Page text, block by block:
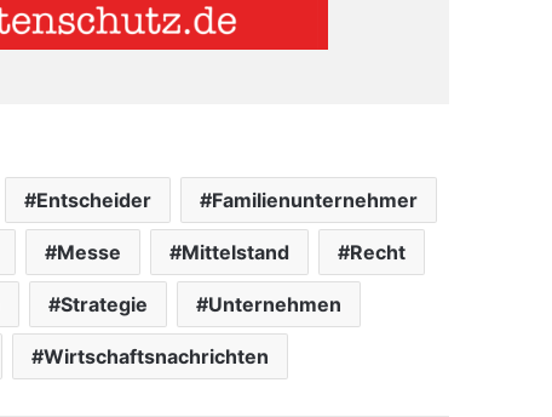
Entscheider Familienunternehmer
Messe Mittelstand Recht
Strategie Unternehmen
Wirtschaftsnachrichten